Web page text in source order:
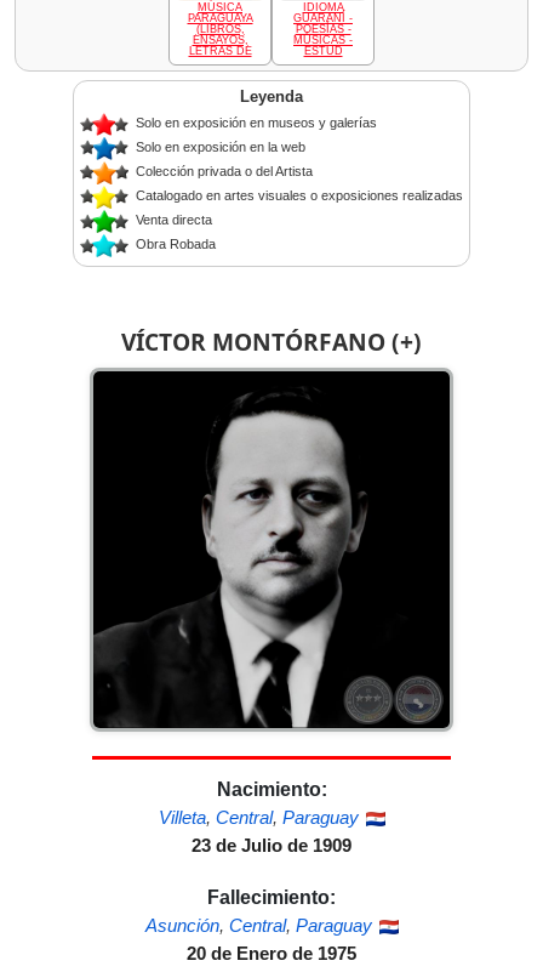
VÍCTOR MONTÓRFANO (+)
Nacimiento:
Villeta, Central, Paraguay
23 de Julio de 1909
Fallecimiento:
Asunción, Central, Paraguay
20 de Enero de 1975
MÚSICA
PARAGUAYA
(LIBROS,
ENSAYOS,
LETRAS DE
IDIOMA
GUARANÍ -
POESÍAS -
MÚSICAS -
ESTUD
Leyenda
Solo en exposición en museos y galerías
Solo en exposición en la web
Colección privada o del Artista
Catalogado en artes visuales o exposiciones realizadas
Venta directa
Obra Robada